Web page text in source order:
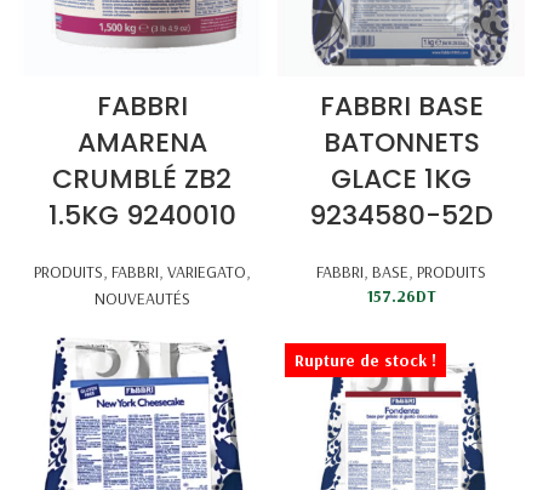
FABBRI
AMARENA
CRUMBLÉ ZB2
1.5KG 9240010
PRODUITS, FABBRI, VARIEGATO,
NOUVEAUTÉS
FABBRI BASE
BATONNETS
GLACE 1KG
9234580-52D
FABBRI, BASE, PRODUITS
157.26DT
Rupture de stock !